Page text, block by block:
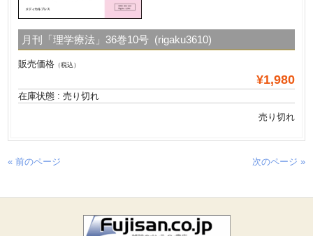
月刊「理学療法」36巻10号 (rigaku3610)
販売価格 （税込）
¥1,980
在庫状態 : 売り切れ
売り切れ
« 前のページ 次のページ »